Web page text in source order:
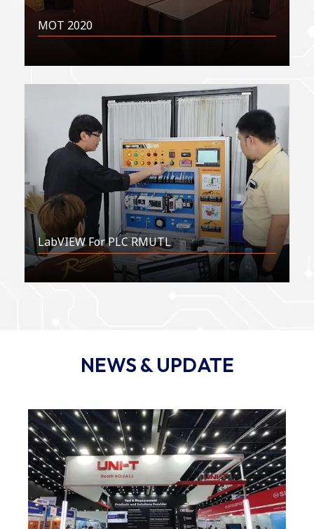
MOT 2020
LabVIEW For PLC RMUTL
NEWS & UPDATE